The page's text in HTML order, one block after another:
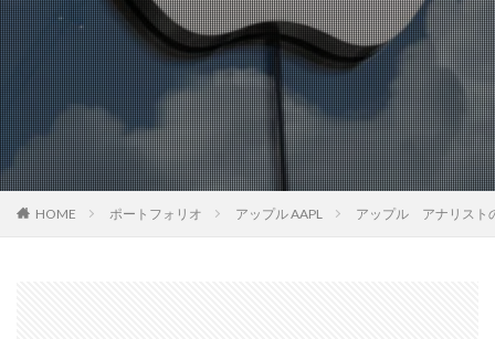
HOME ポートフォリオ アップル AAPL アップル アナリスト